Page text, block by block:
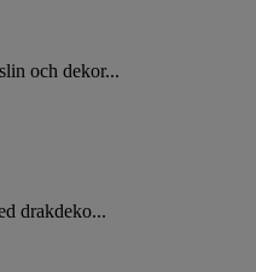
och dekor...
drakdeko...